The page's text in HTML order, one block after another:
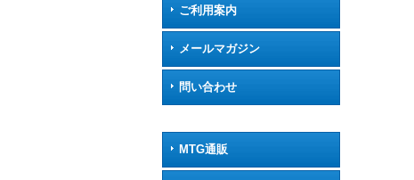
ご利用案内
メールマガジン
問い合わせ
MTG通販